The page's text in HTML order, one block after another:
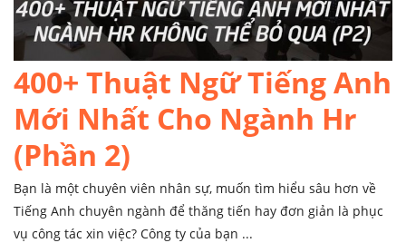
400+ Thuật Ngữ Tiếng Anh
Mới Nhất Cho Ngành Hr
(Phần 2)
Bạn là một chuyên viên nhân sự, muốn tìm hiểu sâu hơn về
Tiếng Anh chuyên ngành để thăng tiến hay đơn giản là phục
vụ công tác xin việc? Công ty của bạn ...